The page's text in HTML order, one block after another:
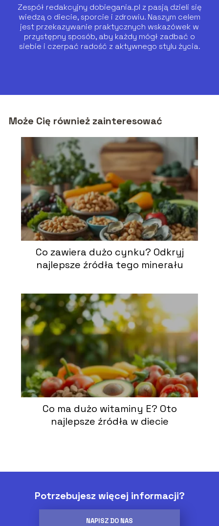
Zespół redakcyjny dobiegania.pl z pasją dzieli się
wiedzą o diecie, sporcie i zdrowiu. Naszym celem
jest przekazywanie praktycznych wskazówek w
przystępny sposób, aby każdy mógł zadbać o
siebie i czerpać radość z aktywnego stylu życia.
Może Cię również zainteresować
Co zawiera dużo cynku? Odkryj
najlepsze źródła tego minerału
Co ma dużo witaminy E? Oto
najlepsze źródła w diecie
Potrzebujesz więcej informacji?
NAPISZ DO NAS